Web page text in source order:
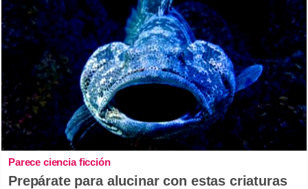
Parece ciencia ficción
Prepárate para alucinar con estas criaturas